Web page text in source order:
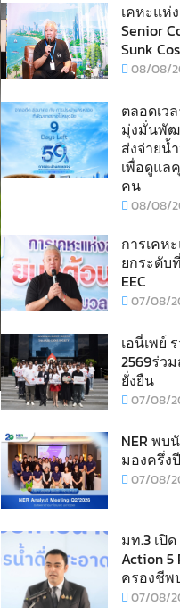
เคหะแห่
Senior
Sunk
08/08/
ตลอดเว
มุ่งมั่นพัฒ
ส่งจ่ายน้
เพื่อดูแล
คน
08/08/
การเคห
ยกระดับ
EEC
07/08/
เอนี่เพย์
2569ร่ว
ยั่งยืน
07/08/
NER พบ
มองครึ่ง
07/08/
มท.3 เปิ
Action
ครองชีพ
07/08/